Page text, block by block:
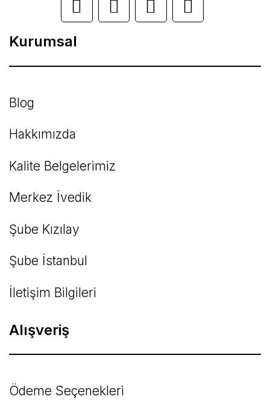
Ürün bilgilerinde hatalar bulunuyor.
Ürün fiyatı diğer sitelerden daha pahalı.
Bu ürüne benzer farklı alternatifler olmalı.
Kurumsal
Blog
Hakkımızda
Kalite Belgelerimiz
Merkez İvedik
Şube Kızılay
Şube İstanbul
İletişim Bilgileri
Alışveriş
Ödeme Seçenekleri